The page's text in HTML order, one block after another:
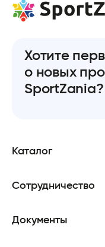
Хотите
о новых
SportZania?
Каталог
Сотрудничество
Документы